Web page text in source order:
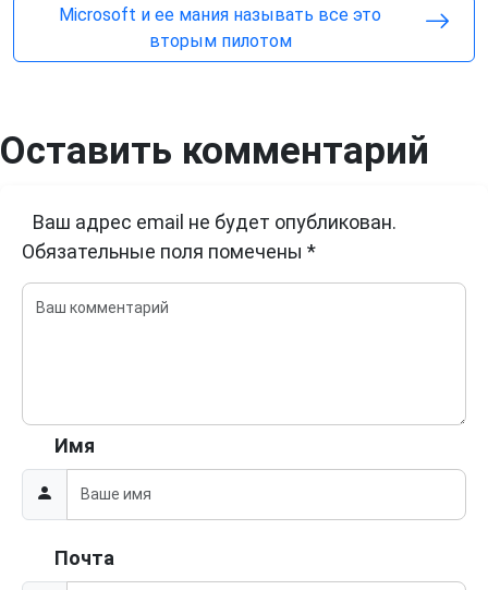
Microsoft и ее мания называть все это
вторым пилотом
Оставить комментарий
Ваш адрес email не будет опубликован.
Обязательные поля помечены *
Имя
Почта